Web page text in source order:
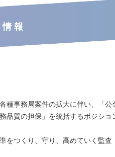
報
種事務局案件の拡大に伴い、「公
品質の担保」を統括するポジショ
をつくり、守り、高めていく監査